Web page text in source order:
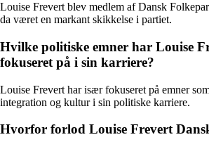
Louise Frevert blev medlem af Dansk
da været en markant skikkelse i partiet.
Hvilke politiske emner har Louise
fokuseret på i sin karriere?
Louise Frevert har især fokuseret på emner
integration og kultur i sin politiske karriere.
Hvorfor forlod Louise Frevert